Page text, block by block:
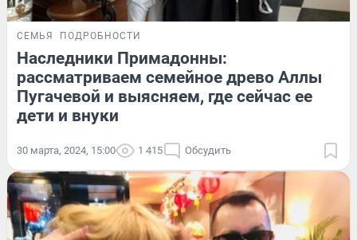
СЕМЬЯ ПОДРОБНОСТИ
Наследники Примадонны:
рассматриваем семейное древо Аллы
Пугачевой и выясняем, где сейчас ее
дети и внуки
30 марта, 2024, 15:00 1 415 Обсудить